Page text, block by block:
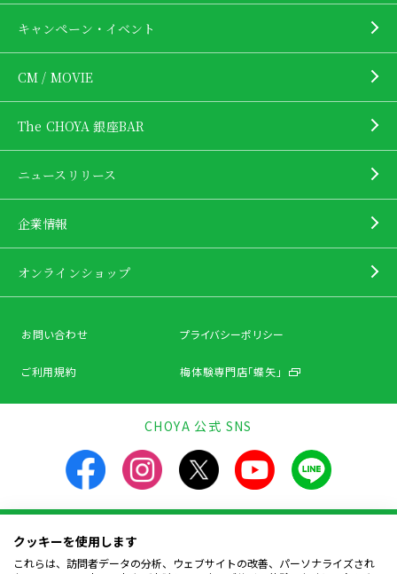
キャンペーン・イベント
CM / MOVIE
The CHOYA 銀座BAR
ニュースリリース
企業情報
オンラインショップ
お問い合わせ プライバシーポリシー
ご利用規約 梅体験専門店「蝶矢」
CHOYA 公式 SNS
飲酒は20歳になってから。飲酒運転は法律で禁止されています。
お酒は楽しく適量を。飲んだあとはリサイクルへ。
クッキーを使用します
これらは、訪問者データの分析、ウェブサイトの改善、パーソナライズされ